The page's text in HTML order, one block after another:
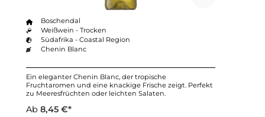
Boschendal
Weißwein - Trocken
Südafrika - Coastal Region
Chenin Blanc
Ein eleganter Chenin Blanc, der tropische
Fruchtaromen und eine knackige Frische zeigt. Perfekt
zu Meeresfrüchten oder leichten Salaten.
Ab 8,45 €*